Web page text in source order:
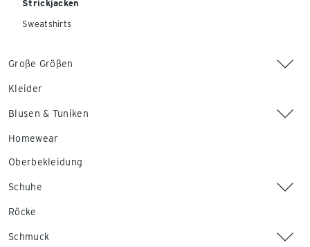
Strickjacken
Sweatshirts
Große Größen
Kleider
Blusen & Tuniken
Homewear
Oberbekleidung
Schuhe
Röcke
Schmuck